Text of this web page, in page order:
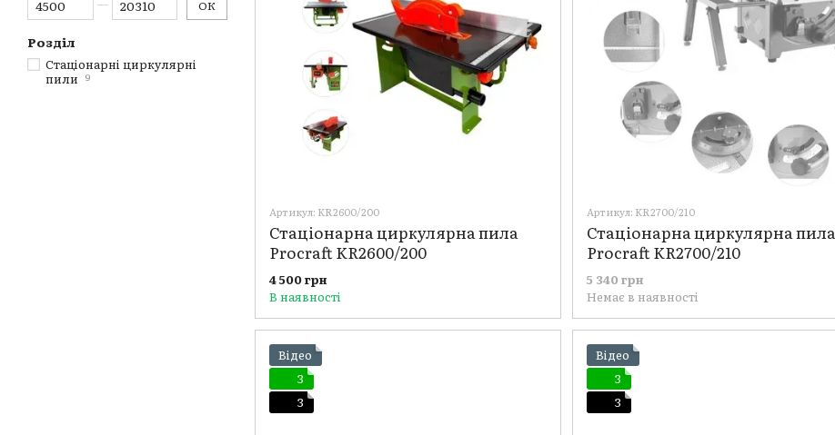
Артикул: KR2600/200
Стаціонарна циркулярна пила
Procraft KR2600/200
4 500 грн
В наявності
Артикул: KR2700/210
Стаціонарна циркулярна пила
Procraft KR2700/210
5 340 грн
Немає в наявності
Відео
3
3
Відео
3
3
ОК
Розділ
Стаціонарні циркулярні
пили 9